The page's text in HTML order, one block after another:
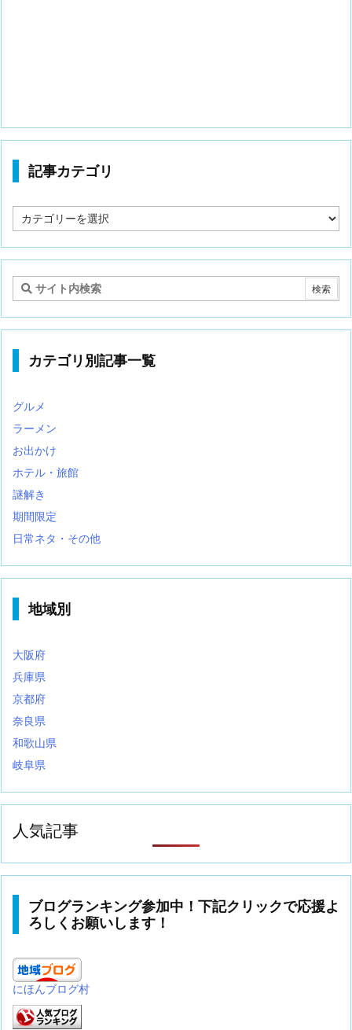
記事カテゴリ
事
テ
リ
カテゴリ別記事一覧
グルメ
ラーメン
お出かけ
ホテル・旅館
謎解き
期間限定
日常ネタ・その他
地域別
大阪府
兵庫県
京都府
奈良県
和歌山県
岐阜県
人気記事
ブログランキング参加中！下記クリックで応援よ
ろしくお願いします！
にほんブログ村